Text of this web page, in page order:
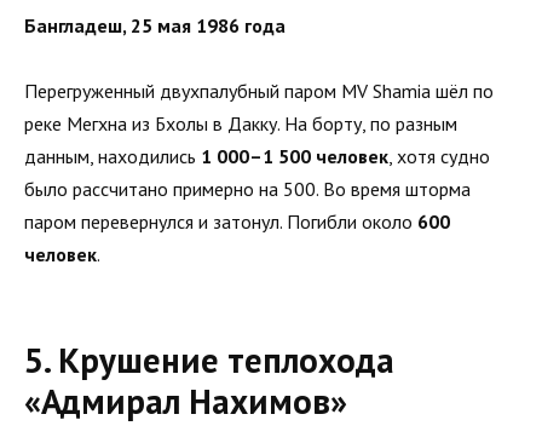
Бангладеш, 25 мая 1986 года
Перегруженный двухпалубный паром MV Shamia шёл по
реке Мегхна из Бхолы в Дакку. На борту, по разным
данным, находились 1 000–1 500 человек , хотя судно
было рассчитано примерно на 500. Во время шторма
паром перевернулся и затонул. Погибли около 600
человек.
5. Крушение теплохода
«Адмирал Нахимов»